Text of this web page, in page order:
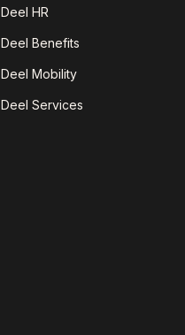
Deel HR
Deel Benefits
Deel Mobility
Deel Services